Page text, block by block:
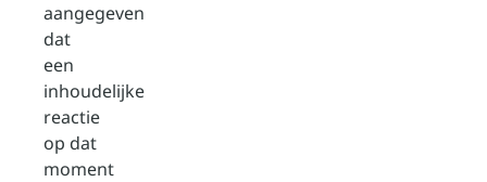
aangegeven
dat
een
inhoudelijke
reactie
op dat
moment